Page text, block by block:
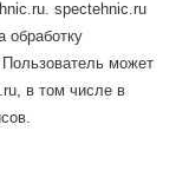
spectehnic.ru
обработку
может
в том числе в